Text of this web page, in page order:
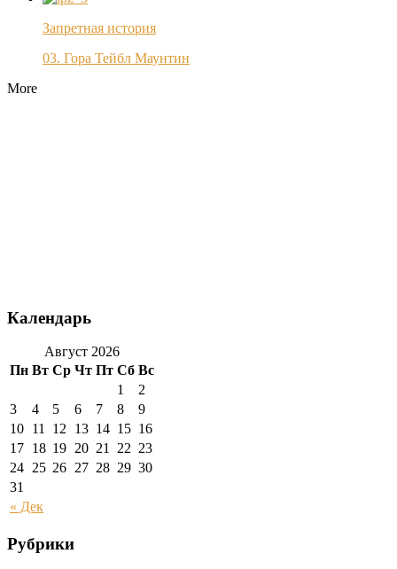
Запретная история
03. Гора Тейбл Маунтин
More
Календарь
Август 2026
Пн Вт Ср Чт Пт Сб Вс
« Дек
1
2
3
4 5 6 7 8
9
10 11 12 13 14 15 16
17 18 19 20 21 22 23
24 25 26 27 28 29 30
31
Рубрики